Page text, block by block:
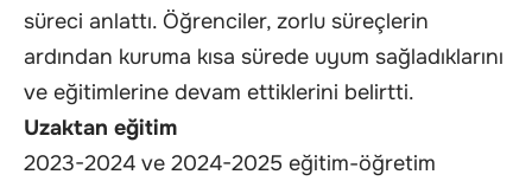
süreci anlattı. Öğrenciler, zorlu süreçlerin
ardından kuruma kısa sürede uyum sağladıklarını
ve eğitimlerine devam ettiklerini belirtti.
Uzaktan eğitim
2023-2024 ve 2024-2025 eğitim-öğretim